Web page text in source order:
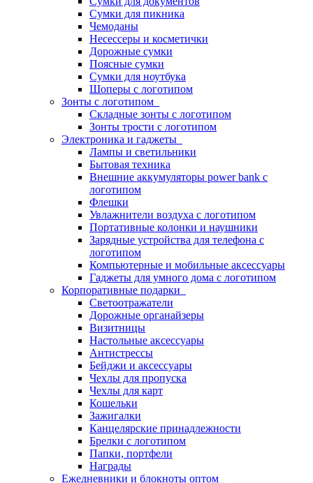
Сумки для пикника
Чемоданы
Несессеры и косметички
Дорожные сумки
Поясные сумки
Сумки для ноутбука
Шоперы с логотипом
Зонты с логотипом
Складные зонты с логотипом
Зонты трости с логотипом
Электроника и гаджеты
Лампы и светильники
Бытовая техника
Внешние аккумуляторы power bank с
логотипом
Флешки
Увлажнители воздуха с логотипом
Портативные колонки и наушники
Зарядные устройства для телефона с
логотипом
Компьютерные и мобильные аксессуары
Гаджеты для умного дома с логотипом
Корпоративные подарки
Светоотражатели
Дорожные органайзеры
Визитницы
Настольные аксессуары
Антистрессы
Бейджи и аксессуары
Чехлы для пропуска
Чехлы для карт
Кошельки
Зажигалки
Канцелярские принадлежности
Брелки с логотипом
Папки, портфели
Награды
Ежедневники и блокноты оптом